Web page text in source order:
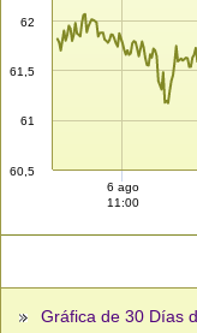
60,5
61
61,5
62
6 ago
11:00
Gráfica de 30 Días